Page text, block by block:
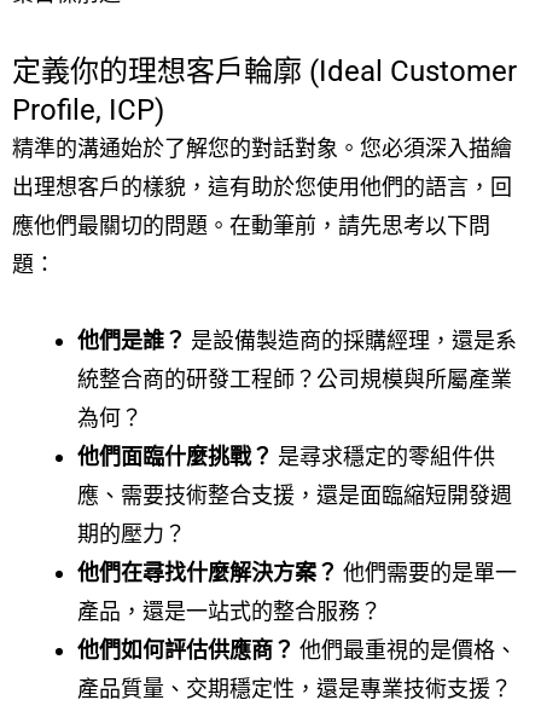
定義你的理想客戶輪廓 (Ideal Customer
Profile, ICP)
精準的溝通始於了解您的對話對象。您必須深入描繪
出理想客戶的樣貌，這有助於您使用他們的語言，回
應他們最關切的問題。在動筆前，請先思考以下問
題：
他們是誰？ 是設備製造商的採購經理，還是系
統整合商的研發工程師？公司規模與所屬產業
為何？
他們面臨什麼挑戰？ 是尋求穩定的零組件供
應、需要技術整合支援，還是面臨縮短開發週
期的壓力？
他們在尋找什麼解決方案？ 他們需要的是單一
產品，還是一站式的整合服務？
他們如何評估供應商？ 他們最重視的是價格、
產品質量、交期穩定性，還是專業技術支援？